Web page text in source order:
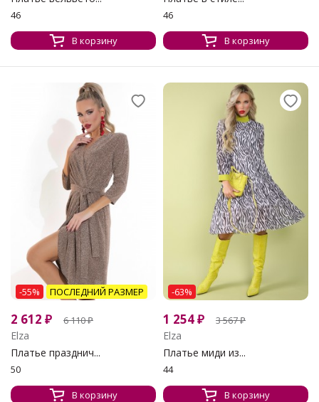
46
В корзину
46
В корзину
-55% ПОСЛЕДНИЙ РАЗМЕР
2 612 ₽ 6 110₽
Elza
Платье празднич...
50
В корзину
-63%
1 254₽ 3 567₽
Elza
Платье миди из...
44
В корзину